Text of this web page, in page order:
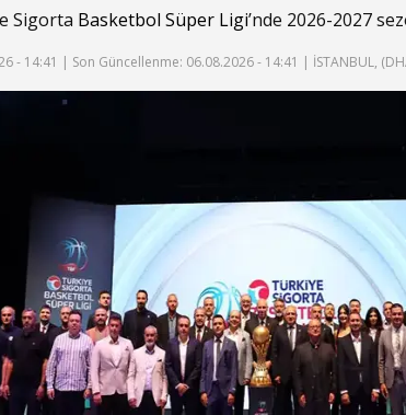
Sigorta Basketbol Süper Ligi’nde 2026-2027
- 14:41 | Son Güncellenme: 06.08.2026 - 14:41 | İSTANBUL,